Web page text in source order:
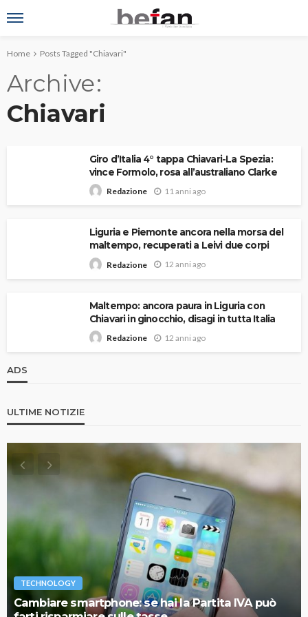
Home Posts Tagged "Chiavari"
Archive
Chiavari
Giro d’Italia 4° tappa Chiavari-La Spezia:
vince Formolo, rosa all’australiano Clarke
Redazione 11 anni ago
Liguria e Piemonte ancora nella morsa del
maltempo, recuperati a Leivi due corpi
Redazione 12 anni ago
Maltempo: ancora paura in Liguria con
Chiavari in ginocchio, disagi in tutta Italia
Redazione 12 anni ago
ADS
ULTIME NOTIZIE
TECHNOLOGY
Cambiare smartphone: se hai la Partita IVA può